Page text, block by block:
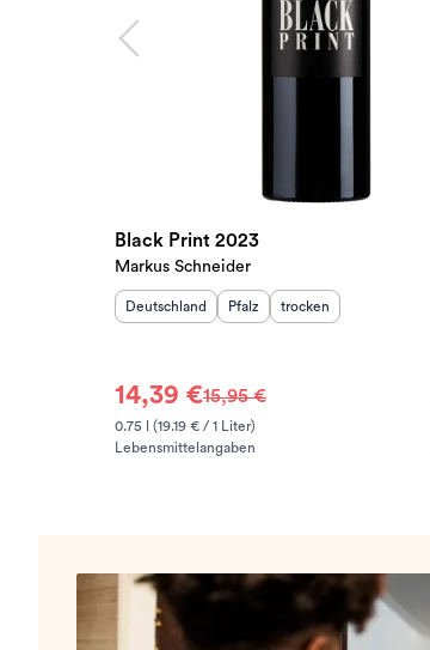
Black Print 2023
Markus Schneider
Herkunftsland
Deutschland Herkunftsregion
Pfalz Geschmack
trocken
14,39 €15,95 €
0.75 l (19.19 € / 1 Liter)
Lebensmittelangaben